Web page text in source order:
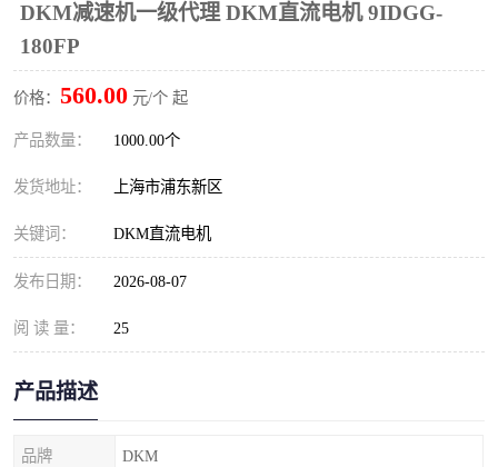
DKM减速机一级代理 DKM直流电机 9IDGG-
180FP
价格： 560.00 元/个 起
产品数量： 1000.00个
发货地址： 上海市浦东新区
关键词： DKM直流电机
发布日期： 2026-08-07
阅 读 量： 25
产品描述
品牌 DKM